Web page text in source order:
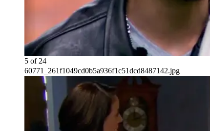
5 of24
60771_261f1049cd0b5a936f1c51dcd8487142.jpg